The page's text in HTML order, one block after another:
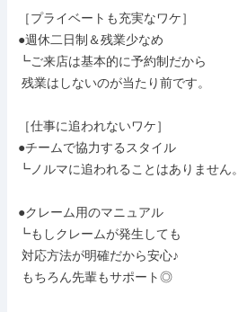
［プライベートも充実なワケ］
●週休二日制＆残業少なめ
┗ご来店は基本的に予約制だから
［仕事に追われないワケ］
●チームで協力するスタイル
┗ノルマに追われることはありません。
●クレーム用のマニュアル
┗もしクレームが発生しても